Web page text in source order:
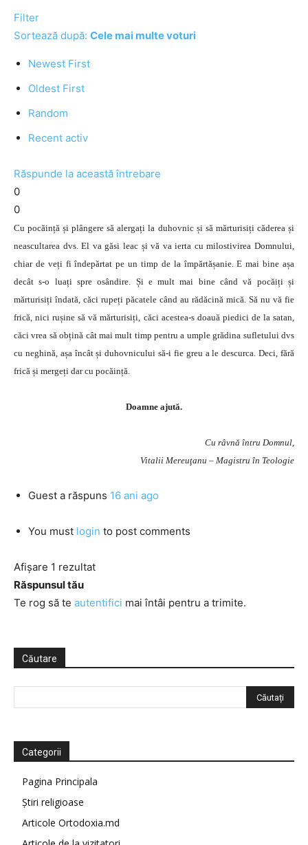
Filter
Sortează după: Cele mai multe voturi
Newest First
Oldest First
Random
Recent activ
Răspunde la această întrebare
0
0
Cu pocăință și plângere să alergați la duhovnic și să mărturisiți căderea și
neascultarea dvs. El va găsi leac și vă va ierta cu milostivirea Domnului,
chiar de veți fi îndepărtat pe un timp de la împărtășanie. E mai bine așa
decât s-o luați spre osândire. Și e mult mai bine când vă pocăiți și
mărturisiți îndată, căci rupeți păcatele când au rădăcină mică. Să nu vă fie
frică, nici rușine să vă mărturisiți, căci acestea-s doauă piedici de la satan,
căci vrea să obțină cât mai mult timp pentru a umple grădina sufletului dvs
cu neghină, așa încât și duhovnicului să-i fie greu a le descurca. Deci, fără
frică și mergeți dar cu pocăință.
Doamne ajută.
Cu râvnă întru Domnul,
Vitalii Mereuţanu – Magistru în Teologie
Guest a răspuns 16 ani ago
You must login to post comments
Afișare 1 rezultat
Răspunsul tău
Te rog să te autentifici mai întâi pentru a trimite.
Căutare
Categorii
Pagina Principala
Știri religioase
Articole Ortodoxia.md